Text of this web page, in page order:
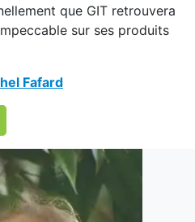
que GIT retrouvera
sur ses produits
Fafard